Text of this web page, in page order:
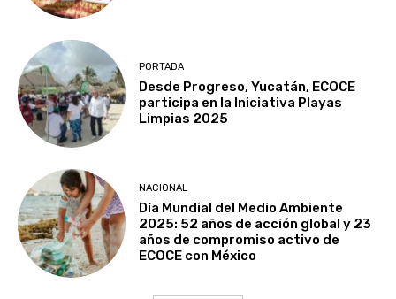
PORTADA
Desde Progreso, Yucatán, ECOCE
participa en la Iniciativa Playas
Limpias 2025
NACIONAL
Día Mundial del Medio Ambiente
2025: 52 años de acción global y 23
años de compromiso activo de
ECOCE con México